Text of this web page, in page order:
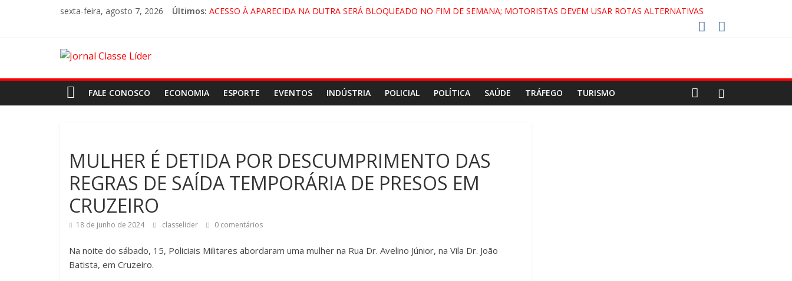
sexta-feira, agosto 7, 2026 Últimos: ACESSO À APARECIDA NA DUTRA SERÁ BLOQUEADO NO FIM DE SEMANA; MOTORISTAS DEVEM USAR ROTAS ALTERNATIVAS
FALE CONOSCO ECONOMIA ESPORTE EVENTOS INDÚSTRIA POLICIAL POLÍTICA SAÚDE TRÁFEGO TURISMO
MULHER É DETIDA POR DESCUMPRIMENTO DAS
REGRAS DE SAÍDA TEMPORÁRIA DE PRESOS EM
CRUZEIRO
18 de junho de 2024 classelider 0 comentários
Na noite do sábado, 15, Policiais Militares abordaram uma mulher na Rua Dr. Avelino Júnior, na Vila Dr. João
Batista, em Cruzeiro.